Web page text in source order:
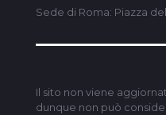
Sede di Roma: Piazza
Il sito non viene
dunque non può